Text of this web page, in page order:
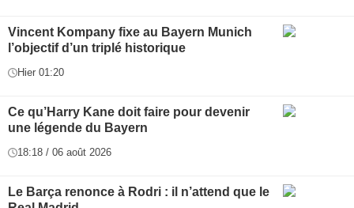
Vincent Kompany fixe au Bayern Munich
l’objectif d’un triplé historique
Hier 01:20
Ce qu’Harry Kane doit faire pour devenir
une légende du Bayern
18:18 / 06 août 2026
Le Barça renonce à Rodri : il n’attend que le